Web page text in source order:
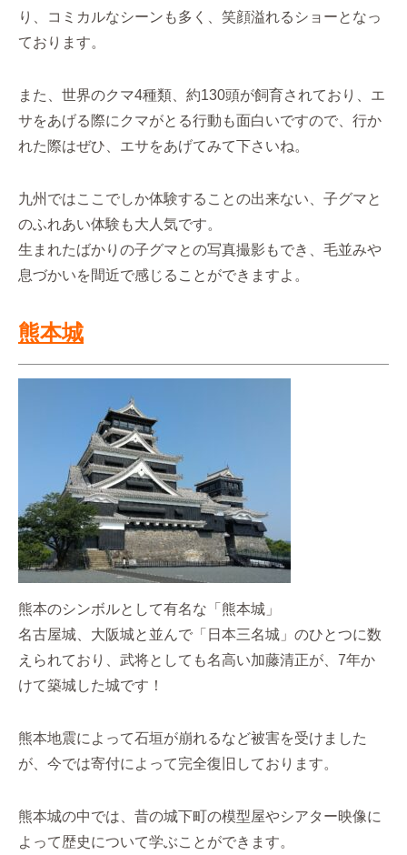
り、コミカルなシーンも多く、笑顔溢れるショーとなっ
ております。
また、世界のクマ4種類、約130頭が飼育されており、エ
サをあげる際にクマがとる行動も面白いですので、行か
れた際はぜひ、エサをあげてみて下さいね。
九州ではここでしか体験することの出来ない、子グマと
のふれあい体験も大人気です。
生まれたばかりの子グマとの写真撮影もでき、毛並みや
息づかいを間近で感じることができますよ。
熊本城
熊本のシンボルとして有名な「熊本城」
名古屋城、大阪城と並んで「日本三名城」のひとつに数
えられており、武将としても名高い加藤清正が、7年か
けて築城した城です！
熊本地震によって石垣が崩れるなど被害を受けました
が、今では寄付によって完全復旧しております。
熊本城の中では、昔の城下町の模型屋やシアター映像に
よって歴史について学ぶことができます。